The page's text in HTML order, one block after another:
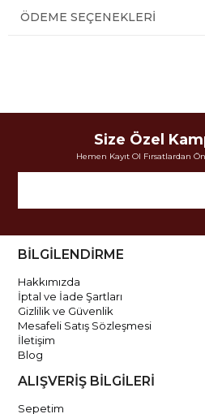
ÖDEME SEÇENEKLERI
Size Özel
Hemen Kayıt Ol Fırsatlardan
BİLGİLENDİRME
Hakkımızda
İptal ve İade Şartları
Gizlilik ve Güvenlik
Mesafeli Satış Sözleşmesi
İletişim
Blog
ALIŞVERİŞ BİLGİLERİ
Sepetim